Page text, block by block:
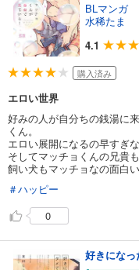
BLマンガ
水稀たま
4.1
購入済み
エロい世界
好みの人が自分ちの銭湯に
くん。
エロい展開になるの早すぎ
そしてマッチョくんの兄貴
飼い犬もマッチョなの面白い
＃ハッピー
0
好きになっ